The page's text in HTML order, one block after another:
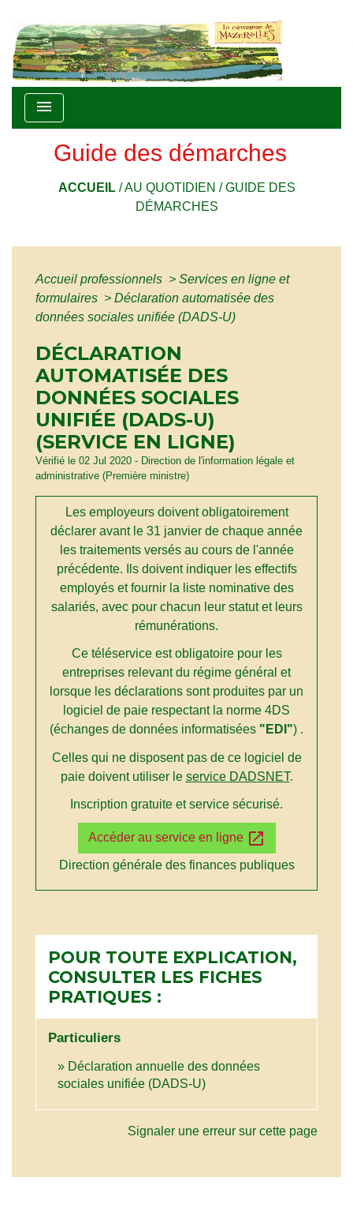
menu
Guide des démarches
ACCUEIL/AU QUOTIDIEN /GUIDE DES
DÉMARCHES
Accueil professionnels > Services en ligne et
formulaires > Déclaration automatisée des
données sociales unifiée (DADS-U)
DÉCLARATION
AUTOMATISÉE DES
DONNÉES SOCIALES
UNIFIÉE (DADS-U)
(SERVICE EN LIGNE)
Vérifié le 02 Jul 2020 - Direction de l'information légale et
administrative (Première ministre)
Les employeurs doivent obligatoirement
déclarer avant le 31 janvier de chaque année
les traitements versés au cours de l'année
précédente. Ils doivent indiquer les effectifs
employés et fournir la liste nominative des
salariés, avec pour chacun leur statut et leurs
rémunérations.
Ce téléservice est obligatoire pour les
entreprises relevant du régime général et
lorsque les déclarations sont produites par un
logiciel de paie respectant la norme 4DS
(échanges de données informatisées "EDI") .
Celles qui ne disposent pas de ce logiciel de
paie doivent utiliser le service DADSNET.
Inscription gratuite et service sécurisé.
Accéder au service en ligne open_in_new
Direction générale des finances publiques
POUR TOUTE EXPLICATION,
CONSULTER LES FICHES
PRATIQUES :
Particuliers
Déclaration annuelle des données
sociales unifiée (DADS-U)
Signaler une erreur sur cette page